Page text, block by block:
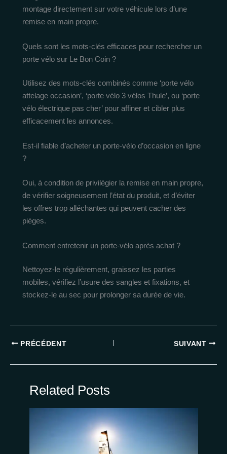
montage directement sur votre véhicule lors d’une
remise en main propre.
Quels sont les mots-clés efficaces pour rechercher un
porte vélo sur Le Bon Coin ?
Utilisez des mots-clés combinés comme ‘porte vélo
attelage occasion’, ‘porte vélo 3 vélos Thule’, ou ‘porte
vélo électrique pas cher’ pour affiner et cibler plus
efficacement les annonces.
Est-il fiable d’acheter un porte-vélo d’occasion en ligne
?
Oui, à condition de privilégier la remise en main propre,
de vérifier soigneusement l’état du produit, et d’éviter
les offres trop alléchantes qui peuvent cacher des
pièges.
Comment entretenir un porte-vélo après achat ?
Nettoyez-le régulièrement, graissez les parties
mobiles, vérifiez l’usure des sangles et fixations, et
stockez-le au sec pour prolonger sa durée de vie.
PRÉCÉDENT SUIVANT
Related Posts